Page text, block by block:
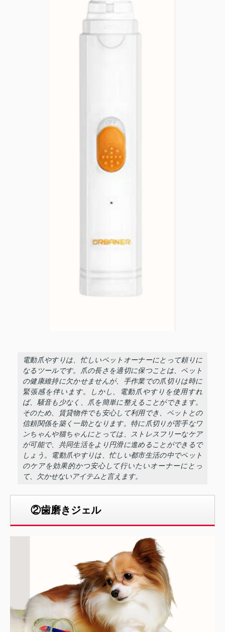
電動爪やすりは、忙しいペットオーナーにとって頼りに
なるツールです。爪の長さを適切に保つことは、ペット
の健康維持に欠かせませんが、手作業での爪切りは時に
緊張感を伴います。しかし、電動爪やすりを使用すれ
ば、騒音も少なく、爪を簡単に整えることができます。
そのため、賃貸物件でも安心して利用でき、ペットとの
信頼関係を築く一助となります。特に爪切りが苦手なワ
ンちゃんや猫ちゃんにとっては、ストレスフリーなケア
が可能で、共同生活をより円滑に進めることができるで
しょう。電動爪やすりは、忙しい都市生活の中でペット
のケアを効果的かつ安心して行いたいオーナーにとっ
て、欠かせないアイテムと言えます。
②歯磨きジェル